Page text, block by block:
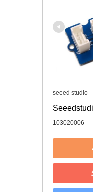
seeed studio
103020006